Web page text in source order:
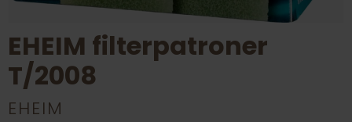
EHEIM filterpatroner
T/2008
EHEIM